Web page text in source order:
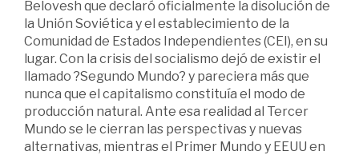
Belovesh que declaró oficialmente la disolución de
la Unión Soviética y el establecimiento de la
Comunidad de Estados Independientes (CEI), en su
lugar. Con la crisis del socialismo dejó de existir el
llamado ?Segundo Mundo? y pareciera más que
nunca que el capitalismo constituía el modo de
producción natural. Ante esa realidad al Tercer
Mundo se le cierran las perspectivas y nuevas
alternativas, mientras el Primer Mundo y EEUU en